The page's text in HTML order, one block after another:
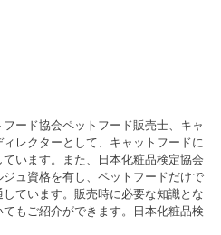
ード協会ペットフード販売士、キャ
レクターとして、キャットフードに
います。また、日本化粧品検定協会
ュ資格を有し、ペットフードだけで
ています。販売時に必要な知識とな
もご紹介ができます。日本化粧品検